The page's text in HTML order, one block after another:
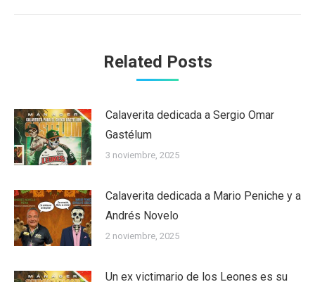
Related Posts
Calaverita dedicada a Sergio Omar
Gastélum
3 noviembre, 2025
Calaverita dedicada a Mario Peniche y a
Andrés Novelo
2 noviembre, 2025
Un ex victimario de los Leones es su